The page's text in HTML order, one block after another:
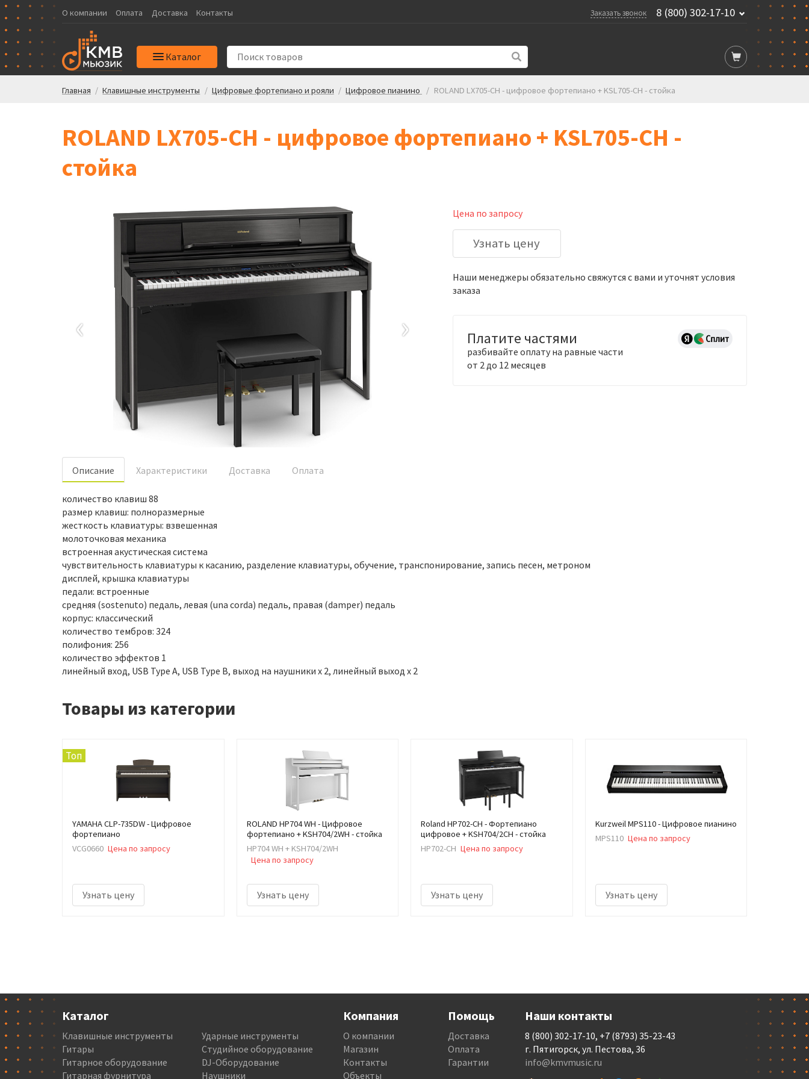
О компании Оплата Доставка Контакты Заказать звонок 8 (800) 302-17-10
Каталог
Главная / Клавишные инструменты / Цифровые фортепиано и рояли / Цифровое пианино / ROLAND LX705-CH - цифровое фортепиано + KSL705-CH - стойка
ROLAND LX705-CH - цифровое фортепиано + KSL705-CH -
стойка
‹ ›
Цена по запросу
Узнать цену
Наши менеджеры обязательно свяжутся с вами и уточнят условия
заказа
Платите частями
разбивайте оплату на равные части
от 2 до 12 месяцев
Oписание Характеристики Доставка Оплата
количество клавиш 88
размер клавиш: полноразмерные
жесткость клавиатуры: взвешенная
молоточковая механика
встроенная акустическая система
чувствительность клавиатуры к касанию, разделение клавиатуры, обучение, транспонирование, запись песен, метроном
дисплей, крышка клавиатуры
педали: встроенные
средняя (sostenuto) педаль, левая (una corda) педаль, правая (damper) педаль
корпус: классический
количество тембров: 324
полифония: 256
количество эффектов 1
линейный вход, USB Type A, USB Type B, выход на наушники x 2, линейный выход x 2
Товары из категории
Топ
YAMAHA CLP-735DW - Цифровое
фортепиано
VCG0660 Цена по запросу
Узнать цену
ROLAND HP704 WH - Цифровое
фортепиано + KSH704/2WH - стойка
HP704 WH + KSH704/2WH
Цена по запросу
Узнать цену
Roland HP702-CH - Фортепиано
цифровое + KSH704/2CH - стойка
HP702-CH Цена по запросу
Узнать цену
Kurzweil MPS110 - Цифровое пианино
MPS110 Цена по запросу
Узнать цену
Каталог
Клавишные инструменты
Гитары
Гитарное оборудование
Гитарная фурнитура
Ударные инструменты
Студийное оборудование
DJ-Оборудование
Наушники
Компания
О компании
Магазин
Контакты
Объекты
Помощь
Доставка
Оплата
Гарантии
Наши контакты
8 (800) 302-17-10, +7 (8793) 35-23-43
г. Пятигорск, ул. Пестова, 36
info@kmvmusic.ru